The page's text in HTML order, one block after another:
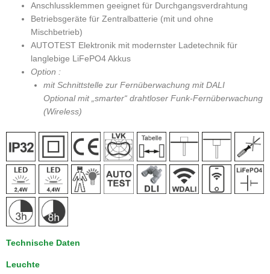
Anschlussklemmen geeignet für Durchgangsverdrahtung
Betriebsgeräte für Zentralbatterie (mit und ohne
Mischbetrieb)
AUTOTEST Elektronik mit modernster Ladetechnik für
langlebige LiFePO4 Akkus
Option :
mit Schnittstelle zur Fernüberwachung mit DALI
Optional mit „smarter“ drahtloser Funk-Fernüberwachung
(Wireless)
Technische Daten
Leuchte